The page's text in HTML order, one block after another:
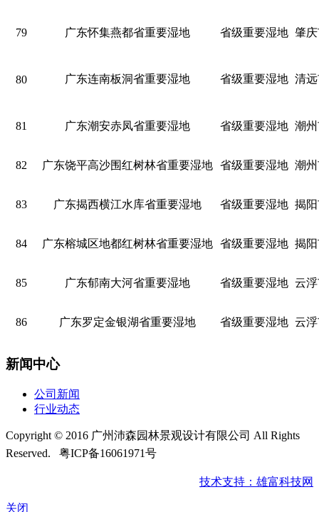
79 广东怀集燕都省重要湿地 省级重要湿地 肇
80 广东连南板洞省重要湿地 省级重要湿地 清
81 广东潮安赤凤省重要湿地 省级重要湿地 潮
82 广东饶平高沙围红树林省重要湿地 省级重要湿地 潮
83 广东揭西横江水库省重要湿地 省级重要湿地 揭
84 广东榕城区地都红树林省重要湿地 省级重要湿地 揭
85 广东郁南大河省重要湿地 省级重要湿地 云
86 广东罗定金银湖省重要湿地 省级重要湿地 云
新闻中心
公司新闻
行业动态
Copyright © 2016 广州沛森园林景观设计有限公司 All Rights
Reserved.
粤ICP备16061971号
技术支持：雄富科技网
关闭